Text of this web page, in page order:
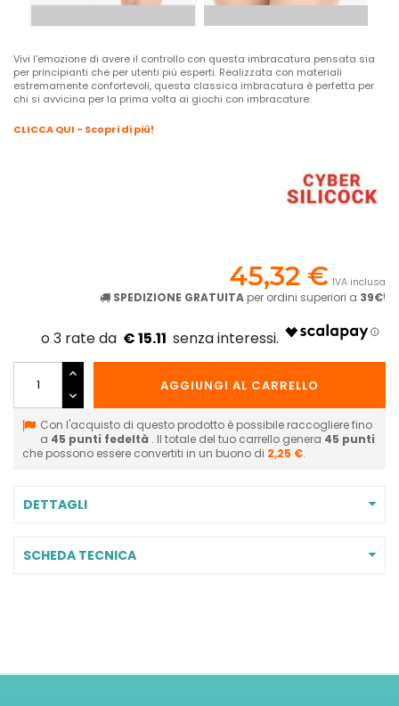
Vivi l'emozione di avere il controllo con questa imbracatura pensata sia
per principianti che per utenti più esperti. Realizzata con materiali
estremamente confortevoli, questa classica imbracatura è perfetta per
chi si avvicina per la prima volta ai giochi con imbracature.
CLICCA QUI - Scopri di più!
45,32 € IVA inclusa
SPEDIZIONE GRATUITA per ordini superiori a 39€!
€ 15.11
AGGIUNGI AL CARRELLO
Con l'acquisto di questo prodotto è possibile raccogliere fino
a 45 punti fedeltà . Il totale del tuo carrello genera 45 punti
che possono essere convertiti in un buono di 2,25 €.
DETTAGLI
SCHEDA TECNICA